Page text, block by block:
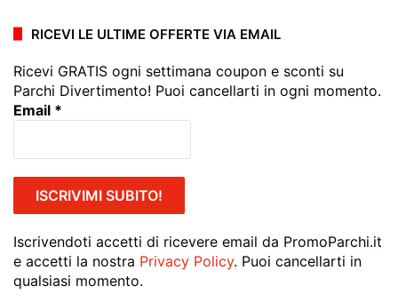
RICEVI LE ULTIME OFFERTE VIA EMAIL
Ricevi GRATIS ogni settimana coupon e sconti su
Parchi Divertimento! Puoi cancellarti in ogni momento.
Email *
Iscrivendoti accetti di ricevere email da PromoParchi.it
e accetti la nostra Privacy Policy. Puoi cancellarti in
qualsiasi momento.